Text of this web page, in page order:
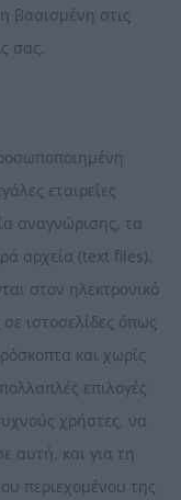
βασισμένη στις
σας.
εταιρείες
αναγνώρισης, τα
αρχεία (text files),
στον ηλεκτρονικό
ιστοσελίδες όπως
και χωρίς
επιλογές
χρήστες, να
αυτή, και για τη
περιεχομένου της